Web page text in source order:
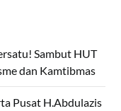
Sambut HUT
dan Kamtibmas
Pusat H.Abdulazis